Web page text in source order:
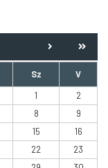
Sz
V
1
2
8
9
15
16
22
23